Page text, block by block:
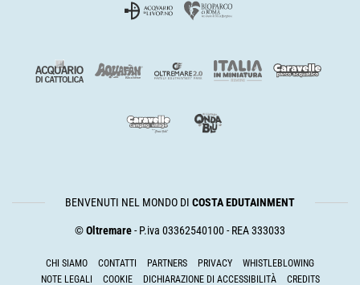
BENVENUTI NEL MONDO DI COSTA EDUTAINMENT
©Oltremare- P.iva 03362540100 - REA 333033
CHI SIAMO CONTATTI PARTNERS PRIVACY
WHISTLEBLOWING
NOTE LEGALI
COOKIE DICHIARAZIONE DI ACCESSIBILITÀ CREDITS